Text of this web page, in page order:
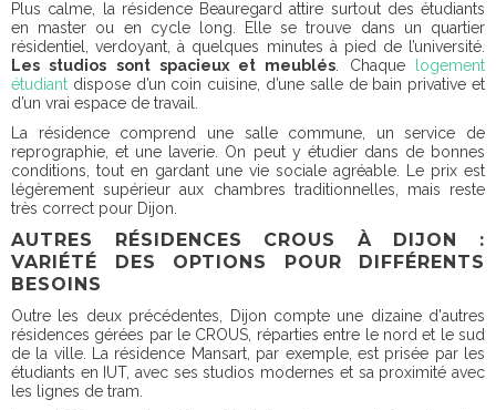
Plus calme, la résidence Beauregard attire surtout des étudiants
en master ou en cycle long. Elle se trouve dans un quartier
résidentiel, verdoyant, à quelques minutes à pied de l’université.
Les studios sont spacieux et meublés . Chaque
logement
étudiant dispose d’un coin cuisine, d’une salle de bain privative et
d’un vrai espace de travail.
La résidence comprend une salle commune, un service de
reprographie, et une laverie. On peut y étudier dans de bonnes
conditions, tout en gardant une vie sociale agréable. Le prix est
légèrement supérieur aux chambres traditionnelles, mais reste
très correct pour Dijon.
AUTRES RÉSIDENCES CROUS À DIJON :
VARIÉTÉ DES OPTIONS POUR DIFFÉRENTS
BESOINS
Outre les deux précédentes, Dijon compte une dizaine d'autres
résidences gérées par le CROUS, réparties entre le nord et le sud
de la ville. La résidence Mansart, par exemple, est prisée par les
étudiants en IUT, avec ses studios modernes et sa proximité avec
les lignes de tram.